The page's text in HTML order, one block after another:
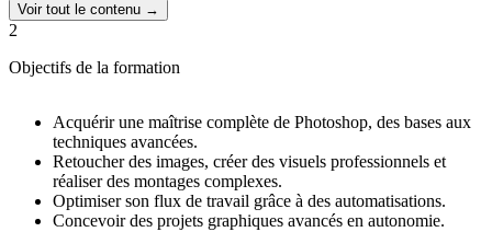
Voir tout le contenu →
2
Objectifs de la formation
Acquérir une maîtrise complète de Photoshop, des bases aux
techniques avancées.
Retoucher des images, créer des visuels professionnels et
réaliser des montages complexes.
Optimiser son flux de travail grâce à des automatisations.
Concevoir des projets graphiques avancés en autonomie.